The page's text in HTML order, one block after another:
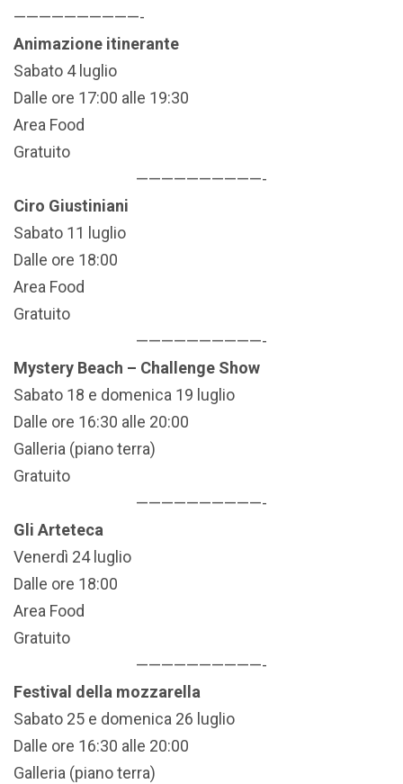
——————————-
Animazione itinerante
Sabato 4 luglio
Dalle ore 17:00 alle 19:30
Area Food
Gratuito
——————————-
Ciro Giustiniani
Sabato 11 luglio
Dalle ore 18:00
Area Food
Gratuito
——————————-
Mystery Beach – Challenge Show
Sabato 18 e domenica 19 luglio
Dalle ore 16:30 alle 20:00
Galleria (piano terra)
Gratuito
——————————-
Gli Arteteca
Venerdì 24 luglio
Dalle ore 18:00
Area Food
Gratuito
——————————-
Festival della mozzarella
Sabato 25 e domenica 26 luglio
Dalle ore 16:30 alle 20:00
Galleria (piano terra)